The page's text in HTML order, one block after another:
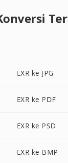
EXR ke JPG
EXR ke PDF
EXR ke PSD
EXR ke BMP